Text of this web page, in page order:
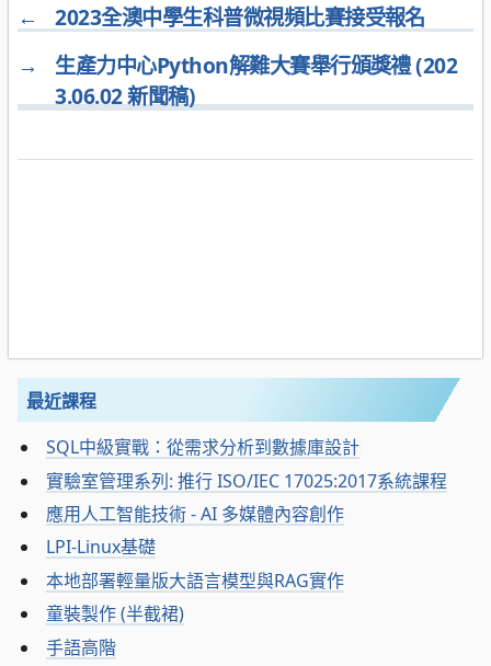
←
2023全澳中學生科普微視頻比賽接受報名
→
生產力中心Python解難大賽舉行頒獎禮 (202
3.06.02 新聞稿)
最近課程
SQL中級實戰：從需求分析到數據庫設計
實驗室管理系列: 推行 ISO/IEC 17025:2017系統課程
應用人工智能技術 - AI 多媒體內容創作
LPI-Linux基礎
本地部署輕量版大語言模型與RAG實作
童裝製作 (半截裙)
手語高階